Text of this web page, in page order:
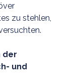
zu stehlen,
der
und